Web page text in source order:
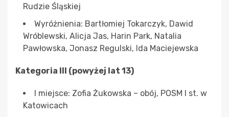
Rudzie Śląskiej
Wyróżnienia: Bartłomiej Tokarczyk, Dawid
Wróblewski, Alicja Jas, Harin Park, Natalia
Pawłowska, Jonasz Regulski, Ida Maciejewska
Kategoria III (powyżej lat 13)
I miejsce: Zofia Żukowska – obój, POSM I st. w
Katowicach